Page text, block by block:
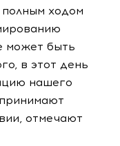
ходом
может быть
в этот день
нашего
отмечают